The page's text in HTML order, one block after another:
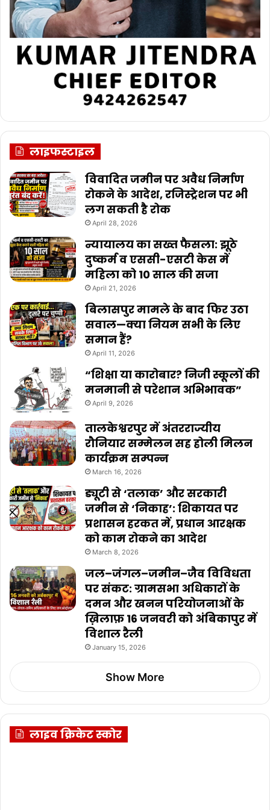
लाइफस्टाइल
विवादित जमीन पर अवैध निर्माण
रोकने के आदेश, रजिस्ट्रेशन पर भी
लग सकती है रोक
April 28, 2026
न्यायालय का सख्त फैसला: झूठे
दुष्कर्म व एससी-एसटी केस में
महिला को 10 साल की सजा
April 21, 2026
बिलासपुर मामले के बाद फिर उठा
सवाल—क्या नियम सभी के लिए
समान हैं?
April 11, 2026
“शिक्षा या कारोबार? निजी स्कूलों की
मनमानी से परेशान अभिभावक”
April 9, 2026
तालकेश्वरपुर में अंतरराज्यीय
रौनियार सम्मेलन सह होली मिलन
कार्यक्रम सम्पन्न
March 16, 2026
ड्यूटी से ‘तलाक’ और सरकारी
जमीन से ‘निकाह’: शिकायत पर
प्रशासन हरकत में, प्रधान आरक्षक
को काम रोकने का आदेश
March 8, 2026
जल–जंगल–जमीन–जैव विविधता
पर संकट: ग्रामसभा अधिकारों के
दमन और खनन परियोजनाओं के
ख़िलाफ़ 16 जनवरी को अंबिकापुर में
विशाल रैली
January 15, 2026
Show More
लाइव क्रिकेट स्कोर